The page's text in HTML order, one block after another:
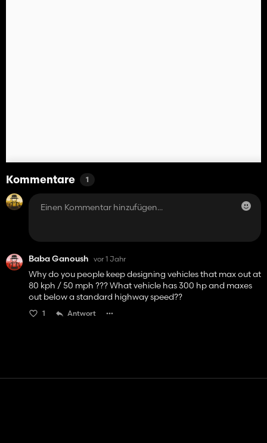
Kommentare 1
Baba Ganoush vor 1 Jahr
Why do you people keep designing vehicles that max out at
80 kph / 50 mph ??? What vehicle has 300 hp and maxes
out below a standard highway speed??
1 Antwort